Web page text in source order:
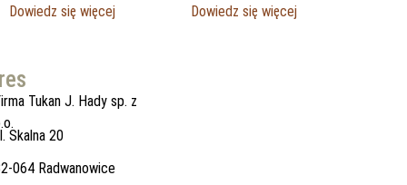
Dowiedz się więcej Dowiedz się więcej
Tukan J. Hady sp. z
Skalna 20
064 Radwanowice